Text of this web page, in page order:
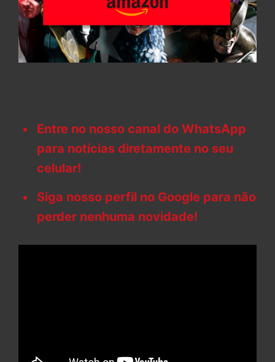
Entre no nosso canal do WhatsApp
para notícias diretamente no seu
celular!
Siga nosso perfil no Google para não
perder nenhuma novidade!